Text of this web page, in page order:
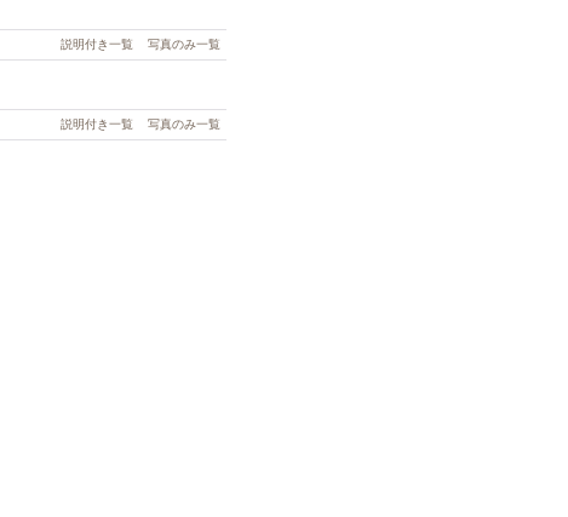
説明付き一覧 写真のみ一覧
説明付き一覧 写真のみ一覧